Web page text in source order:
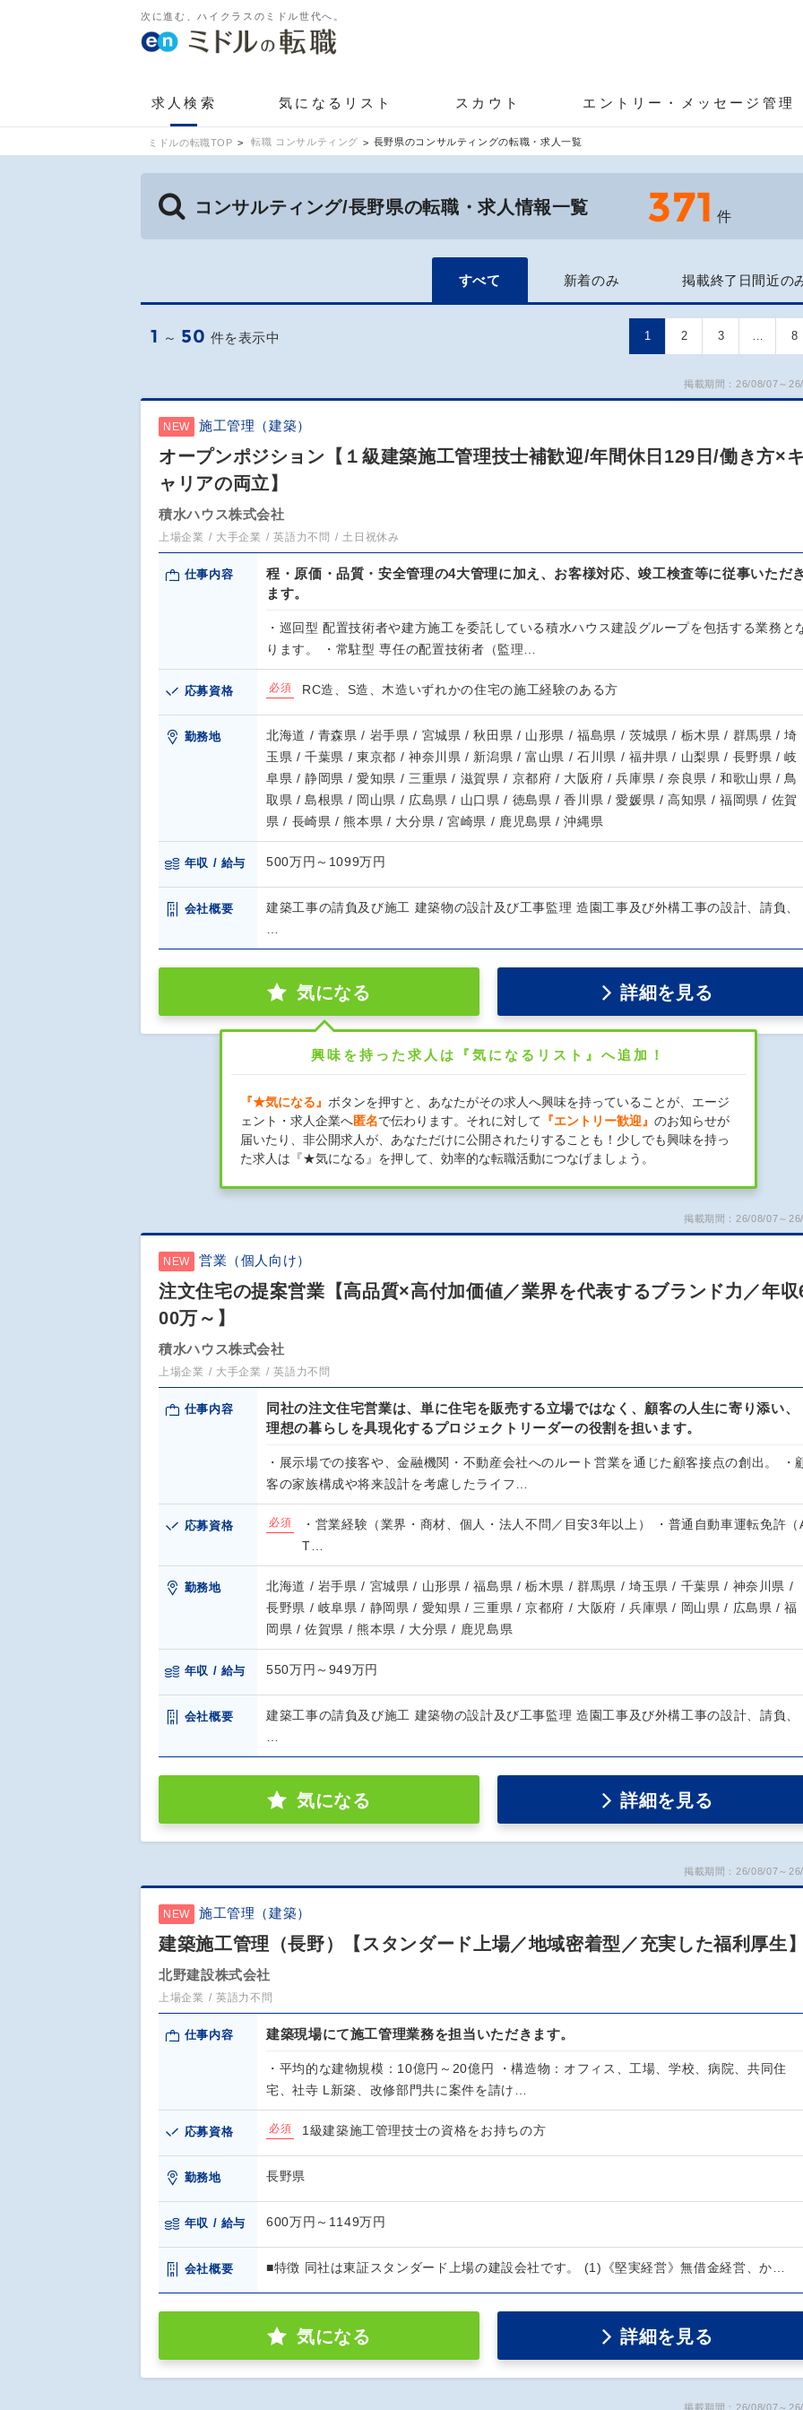
次に進む、ハイクラスのミドル世代へ。
求人検索 気になるリスト スカウト エントリー・メッセージ管理
ミドルの転職TOP 転職 コンサルティング 長野県のコンサルティングの転職・求人一覧
コンサルティング/長野県の転職・求人情報一覧 371 件
すべて 新着のみ 掲載終了日間近の
1 ～ 50 件を表示中 1 2 3 … 8
掲載期間：26/08/07～
NEW 施工管理（建築）
オープンポジション【１級建築施工管理技士補歓迎/年間休日129日/働き方×キ
ャリアの両立】
積水ハウス株式会社
上場企業 大手企業 英語力不問 土日祝休み
仕事内容
程・原価・品質・安全管理の4大管理に加え、お客様対応、竣工検査等に従事いただき
ます。
・巡回型 配置技術者や建方施工を委託している積水ハウス建設グループを包括する業務と
ります。 ・常駐型 専任の配置技術者（監理…
応募資格 必須 RC造、S造、木造いずれかの住宅の施工経験のある方
勤務地
北海道 / 青森県 / 岩手県 / 宮城県 / 秋田県 / 山形県 / 福島県 / 茨城県 / 栃木県 / 群馬県 / 埼
玉県 / 千葉県 / 東京都 / 神奈川県 / 新潟県 / 富山県 / 石川県 / 福井県 / 山梨県 / 長野県 / 岐
阜県 / 静岡県 / 愛知県 / 三重県 / 滋賀県 / 京都府 / 大阪府 / 兵庫県 / 奈良県 / 和歌山県 / 鳥
取県 / 島根県 / 岡山県 / 広島県 / 山口県 / 徳島県 / 香川県 / 愛媛県 / 高知県 / 福岡県 / 佐賀
県 / 長崎県 / 熊本県 / 大分県 / 宮崎県 / 鹿児島県 / 沖縄県
年収 / 給与 500万円～1099万円
会社概要
建築工事の請負及び施工 建築物の設計及び工事監理 造園工事及び外構工事の設計、請負、
気になる 詳細を見る
興味を持った求人は『気になるリスト』へ追加！
『★気になる』 ボタンを押すと、あなたがその求人へ興味を持っていることが、エージ
ェント・求人企業へ匿名で伝わります。それに対して 『エントリー歓迎』 のお知らせが
届いたり、非公開求人が、あなただけに公開されたりすることも！少しでも興味を持っ
た求人は『★気になる』を押して、効率的な転職活動につなげましょう。
掲載期間：26/08/07～
NEW 営業（個人向け）
注文住宅の提案営業【高品質×高付加価値／業界を代表するブランド力／年収
00万～】
積水ハウス株式会社
上場企業 大手企業 英語力不問
仕事内容
同社の注文住宅営業は、単に住宅を販売する立場ではなく、顧客の人生に寄り添い、
理想の暮らしを具現化するプロジェクトリーダーの役割を担います。
・展示場での接客や、金融機関・不動産会社へのルート営業を通じた顧客接点の創出。 ・
客の家族構成や将来設計を考慮したライフ…
応募資格 必須
・営業経験（業界・商材、個人・法人不問／目安3年以上） ・普通自動車運転免許（
T…
勤務地
北海道 / 岩手県 / 宮城県 / 山形県 / 福島県 / 栃木県 / 群馬県 / 埼玉県 / 千葉県 / 神奈川県 /
長野県 / 岐阜県 / 静岡県 / 愛知県 / 三重県 / 京都府 / 大阪府 / 兵庫県 / 岡山県 / 広島県 / 福
岡県 / 佐賀県 / 熊本県 / 大分県 / 鹿児島県
年収 / 給与 550万円～949万円
会社概要
建築工事の請負及び施工 建築物の設計及び工事監理 造園工事及び外構工事の設計、請負、
気になる 詳細を見る
掲載期間：26/08/07～
NEW 施工管理（建築）
建築施工管理（長野）【スタンダード上場／地域密着型／充実した福利厚生】
北野建設株式会社
上場企業 英語力不問
仕事内容 建築現場にて施工管理業務を担当いただきます。
・平均的な建物規模：10億円～20億円 ・構造物：オフィス、工場、学校、病院、共同住
宅、社寺 L新築、改修部門共に案件を請け…
応募資格 必須 1級建築施工管理技士の資格をお持ちの方
勤務地 長野県
年収 / 給与 600万円～1149万円
会社概要 ■特徴 同社は東証スタンダード上場の建設会社です。 (1)《堅実経営》無借金経営、か…
気になる 詳細を見る
掲載期間：26/08/07～